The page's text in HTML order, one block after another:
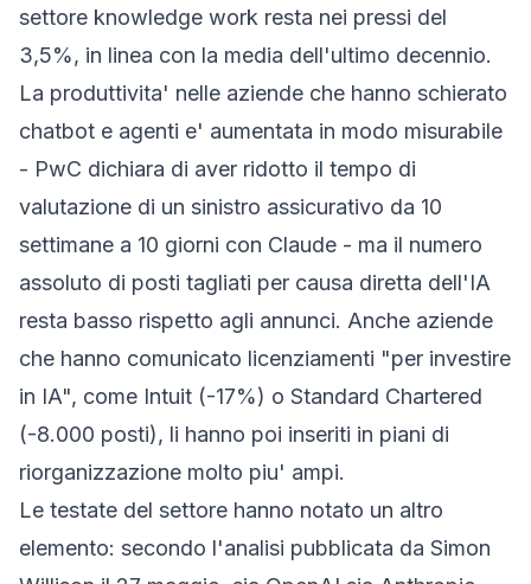
settore knowledge work resta nei pressi del
3,5%, in linea con la media dell'ultimo decennio.
La produttivita' nelle aziende che hanno schierato
chatbot e agenti e' aumentata in modo misurabile
- PwC dichiara di aver ridotto il tempo di
valutazione di un sinistro assicurativo da 10
settimane a 10 giorni con Claude - ma il numero
assoluto di posti tagliati per causa diretta dell'IA
resta basso rispetto agli annunci. Anche aziende
che hanno comunicato licenziamenti "per investire
in IA", come Intuit (-17%) o Standard Chartered
(-8.000 posti), li hanno poi inseriti in piani di
riorganizzazione molto piu' ampi.
Le testate del settore hanno notato un altro
elemento: secondo l'analisi pubblicata da Simon